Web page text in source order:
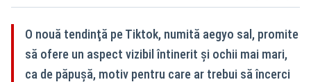
O nouă tendinţă pe Tiktok, numită aegyo sal, promite
să ofere un aspect vizibil întinerit şi ochii mai mari,
ca de păpuşă, motiv pentru care ar trebui să încerci